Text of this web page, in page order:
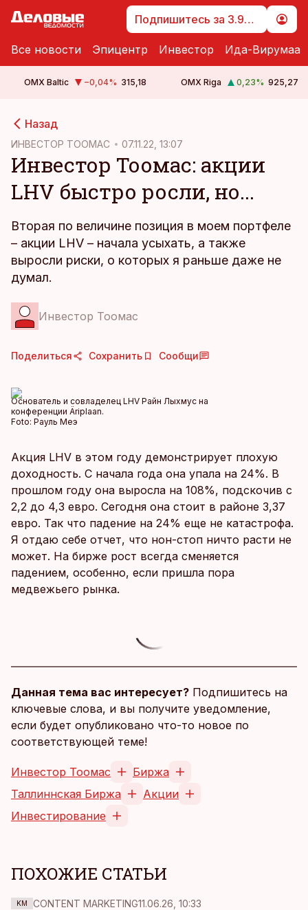
Подпишитесь за 3.99 €
Все новости Эпицентр Инвестор Ида-Вирумаа
OMX Baltic −0,04% 315,18 OMX Riga 0,23% 925,27
Назад
ИНВЕСТОР ТООМАС 07.11.22, 13:07
Инвестор Тоомас: акции
LHV быстро росли, но...
Вторая по величине позиция в моем портфеле
– акции LHV – начала усыхать, а также
выросли риски, о которых я раньше даже не
думал.
Инвестор Тоомас
Поделиться Сохранить Сообщи
Основатель и совладелец LHV Райн Лыхмус на
конференции Äriplaan.
Foto: Рауль Меэ
Акция LHV в этом году демонстрирует плохую
доходность. С начала года она упала на 24%. В
прошлом году она выросла на 108%, подскочив с
2,2 до 4,3 евро. Сегодня она стоит в районе 3,37
евро. Так что падение на 24% еще не катастрофа.
Я отдаю себе отчет, что нон-стоп ничто расти не
может. На бирже рост всегда сменяется
падением, особенно, если пришла пора
медвежьего рынка.
Данная тема вас интересует? Подпишитесь на
ключевые слова, и вы получите уведомление,
если будет опубликовано что-то новое по
соответствующей теме!
Инвестор Тоомас
Биржа
Таллиннская Биржа
Акции
Инвестирование
ПОХОЖИЕ СТАТЬИ
KM CONTENT MARKETING11.06.26, 10:33